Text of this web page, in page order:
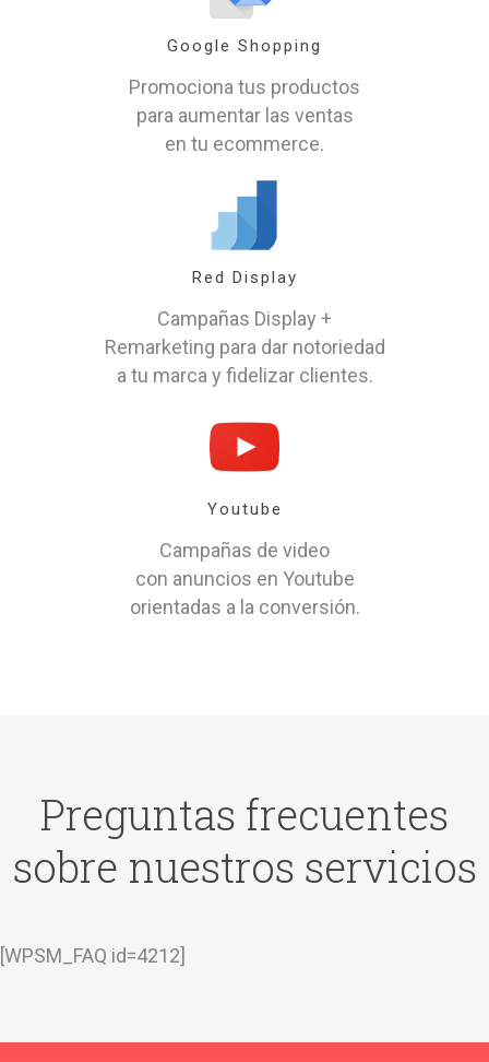
Google Shopping
Promociona tus productos
para aumentar las ventas
en tu ecommerce.
Red Display
Campañas Display +
Remarketing para dar notoriedad
a tu marca y fidelizar clientes.
Youtube
Campañas de video
con anuncios en Youtube
orientadas a la conversión.
Preguntas frecuentes
sobre nuestros servicios
[WPSM_FAQ id=4212]